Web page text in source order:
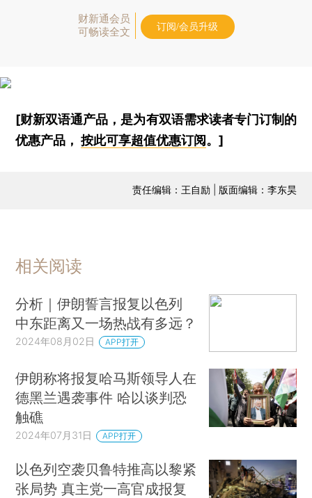
财新通会员
可畅读全文
订阅/会员升级
[财新双语通产品，是为有双语需求读者专门订制的
优惠产品，按此可享超值优惠订阅 。]
责任编辑：王自励 | 版面编辑：李东昊
相关阅读
分析｜伊朗誓言报复以色列
中东距离又一场热战有多远？
2024年08月02日 APP打开
伊朗称将报复哈马斯领导人在
德黑兰遇袭事件 哈以谈判恐
触礁
2024年07月31日 APP打开
以色列空袭贝鲁特推高以黎紧
张局势 真主党一高官成报复